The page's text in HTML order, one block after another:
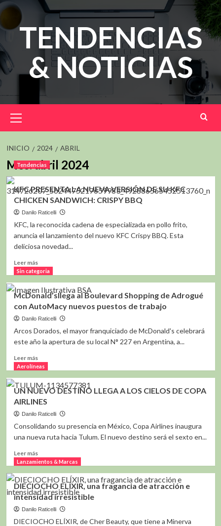
Saltar
contenidoTENDENCIAS
& NOTICIAS
principal
INICIO 2024 ABRIL
Mes:abril 2024
Tendencias
KFC PRESENTA LA NUEVA VERSIÓN DE SU KFC
CHICKEN SANDWICH: CRISPY BBQ
Danilo Raticelli
KFC, la reconocida cadena de especializada en pollo frito,
anuncia el lanzamiento del nuevo KFC Crispy BBQ. Esta
deliciosa novedad...
Leer másLeer
más
KFC
PRESENTA
LA
NUEVA
VERSIÓN
SU
CHICKEN
CRISPY
BBQ
Sin categoria
McDonald’sllega al Boulevard Shopping de Adrogué
con AutoMacy nuevos puestos de trabajo
Danilo Raticelli
Arcos Dorados, el mayor franquiciado de McDonald's celebrará
este año la apertura de su local N° 227 en Argentina, a...
Leer másLeer
más
McDonald’sllega
al
Boulevard
Shopping
de
con
nuevos
de
trabajo
Aerolíneas
UN NUEVO DESTINO LLEGA A LOS CIELOS DE COPA
AIRLINES
Danilo Raticelli
Consolidando su presencia en México, Copa Airlines inaugura
una nueva ruta hacia Tulum. El nuevo destino será el sexto en...
Leer másLeer
más
UN
NUEVO
DESTINO
LLEGA
A
Lanzamientos & Marcas
DIECIOCHO ELÍXIR, una fragancia de atracción e
intensidad irresistible
Danilo Raticelli
DIECIOCHO ELÍXIR, de Cher Beauty, que tiene a Minerva